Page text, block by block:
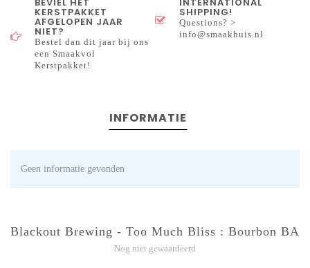
KERSTPAKKET
AFGELOPEN JAAR
NIET?
Bestel dan dit jaar bij ons
een Smaakvol
Kerstpakket!
SHIPPING!
Questions? >
info@smaakhuis.nl
INFORMATIE
Geen informatie gevonden
Blackout Brewing - Too Much Bliss : Bourbon BA
Nog niet gewaardeerd